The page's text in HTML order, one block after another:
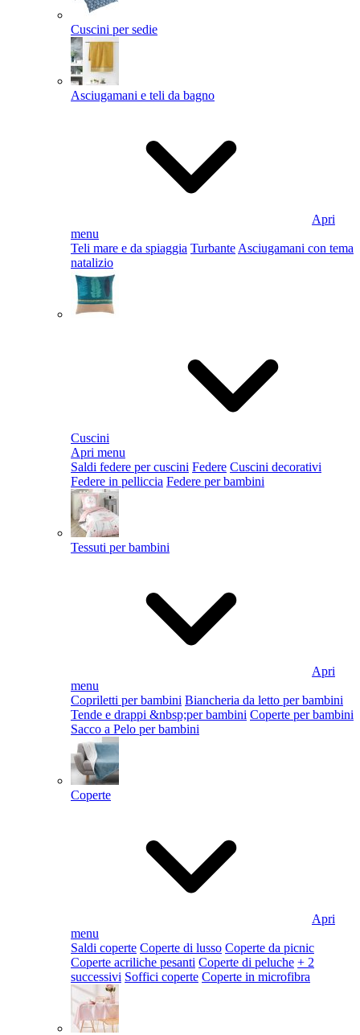
Cuscini per sedie
Asciugamani e teli da bagno
Apri
menu
Teli mare e da spiaggia Turbante Asciugamani con tema
natalizio
Cuscini
Apri menu
Saldi federe per cuscini Federe Cuscini decorativi
Federe in pelliccia Federe per bambini
Tessuti per bambini
Apri
menu
Copriletti per bambini Biancheria da letto per bambini
Tende e drappi &nbsp;per bambini Coperte per bambini
Sacco a Pelo per bambini
Coperte
Apri
menu
Saldi coperte Coperte di lusso Coperte da picnic
Coperte acriliche pesanti Coperte di peluche + 2
successivi Soffici coperte Coperte in microfibra